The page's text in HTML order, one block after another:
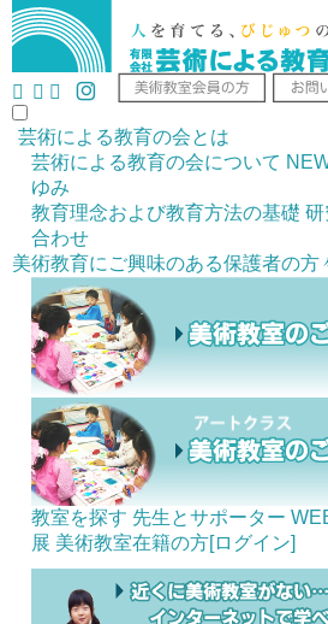
芸術による教育の会とは
芸術による教育の会について
ゆみ
教育理念および教育方法の基礎 研
合わせ
美術教育にご興味のある保護者の方
教室を探す 先生とサポーター
展 美術教室在籍の方[ログイン]